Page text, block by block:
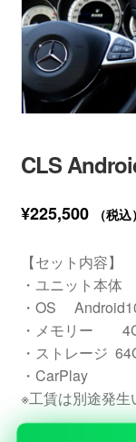
CLS
¥225,500 （税込）
【セット内容】
・ユニット本体
・OS
・メモリー
・ストレージ
・CarPlay
※工賃は別途発生